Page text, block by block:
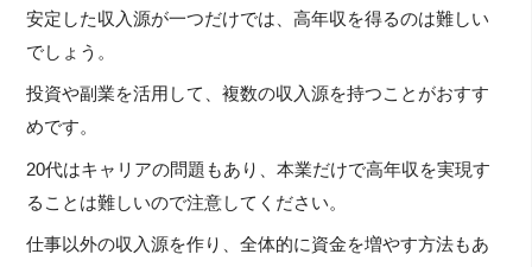
安定した収入源が一つだけでは、高年収を得るのは難しい
でしょう。
投資や副業を活用して、複数の収入源を持つことがおすす
めです。
20代はキャリアの問題もあり、本業だけで高年収を実現す
ることは難しいので注意してください。
仕事以外の収入源を作り、全体的に資金を増やす方法もあ